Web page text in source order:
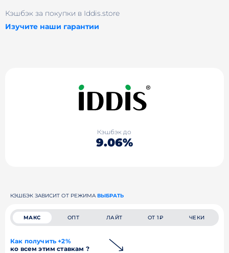
Кэшбэк за покупки в Iddis.store
Изучите наши гарантии
Кэшбэк до
9.06%
КЭШБЭК ЗАВИСИТ ОТ РЕЖИМА ВЫБРАТЬ
МАКС ОПТ ЛАЙТ ОТ 1₽ ЧЕКИ
Как получить +2%
ко всем этим ставкам ?